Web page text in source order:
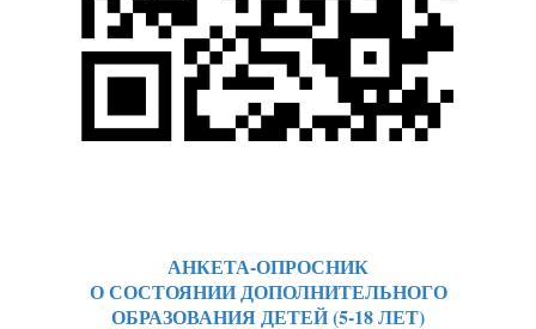
АНКЕТА-ОПРОСНИК
О СОСТОЯНИИ ДОПОЛНИТЕЛЬНОГО
ОБРАЗОВАНИЯ ДЕТЕЙ (5-18 ЛЕТ)